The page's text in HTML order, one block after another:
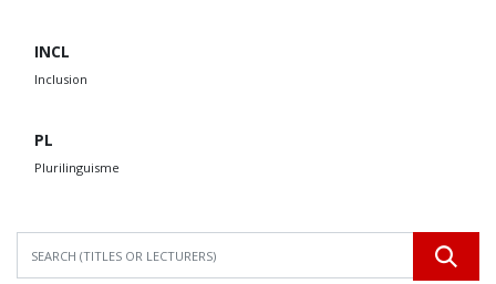
INCL
Inclusion
PL
Plurilinguisme